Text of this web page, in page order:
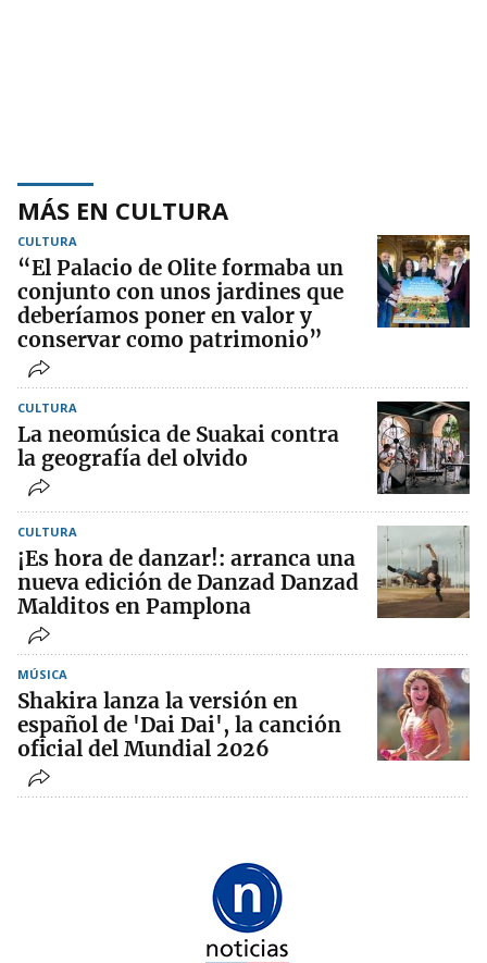
MÁS EN CULTURA
CULTURA
“El Palacio de Olite formaba un
conjunto con unos jardines que
deberíamos poner en valor y
conservar como patrimonio”
CULTURA
La neomúsica de Suakai contra
la geografía del olvido
CULTURA
¡Es hora de danzar!: arranca una
nueva edición de Danzad Danzad
Malditos en Pamplona
MÚSICA
Shakira lanza la versión en
español de 'Dai Dai', la canción
oficial del Mundial 2026